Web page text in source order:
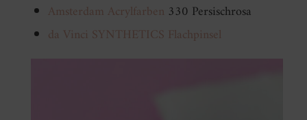
Amsterdam Acrylfarben 330 Persischrosa
da Vinci SYNTHETICS Flachpinsel